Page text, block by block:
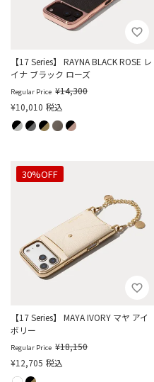
【17 Series】 RAYNA BLACK ROSE レ
イナ ブラック ローズ
Regular Price ¥14,300
¥10,010 税込
【17 Series】 MAYA IVORY マヤ アイ
ボリー
30%OFF
Regular Price ¥18,150
¥12,705 税込